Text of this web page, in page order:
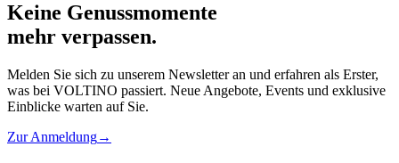
Keine Genussmomente
mehr verpassen.
Melden Sie sich zu unserem Newsletter an und erfahren als Erster,
was bei VOLTINO passiert. Neue Angebote, Events und exklusive
Einblicke warten auf Sie.
Zur Anmeldung→